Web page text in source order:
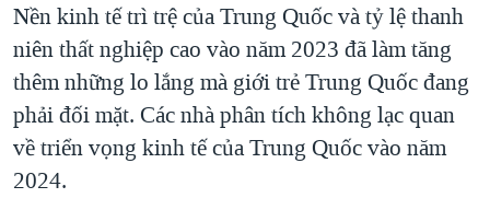
Nền kinh tế trì trệ của Trung Quốc và tỷ lệ thanh
niên thất nghiệp cao vào năm 2023 đã làm tăng
thêm những lo lắng mà giới trẻ Trung Quốc đang
phải đối mặt. Các nhà phân tích không lạc quan
về triển vọng kinh tế của Trung Quốc vào năm
2024.